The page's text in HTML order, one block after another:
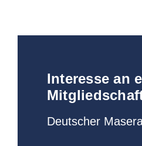
Interesse an
Deutscher